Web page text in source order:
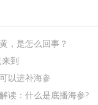
，是怎么回事？
到
以进补海参
读：什么是底播海参?